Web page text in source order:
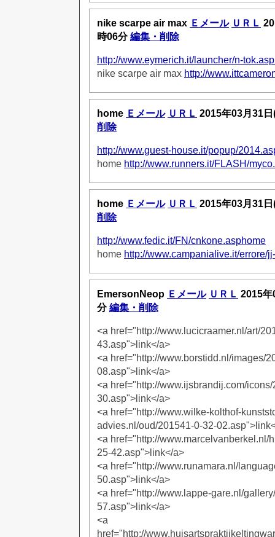
nike scarpe air max Ｅメール ＵＲＬ
時06分編集・削除
http://www.eymerich.it/launcher/n-
nike scarpe air max http://
home Ｅメール ＵＲＬ 2015年03月31
削除
http://www.guest-house.it/popup/
home http://www.runners.it/FLASH/
home Ｅメール ＵＲＬ 2015年03月31
削除
http://www.fedic.it/FN/cnkone.asphome
home http://www.campanialive.it/errore/
EmersonNeop Ｅメール ＵＲＬ 2015年
分編集・削除
<a href="http://www.lucicraamer.nl/art/
43.asp">link</a>
<a href="http://www.borstidd.nl/images/
08.asp">link</a>
<a href="http://www.ijsbrandij.com/
30.asp">link</a>
<a href="http://www.wilke-kolthof-
advies.nl/oud/201541-0-32-
<a href="http://www.marcelvanberkel.nl/
25-42.asp">link</a>
<a href="http://www.runamara.nl/
50.asp">link</a>
<a href="http://www.lappe-gare.nl/
57.asp">link</a>
<a
href="http://